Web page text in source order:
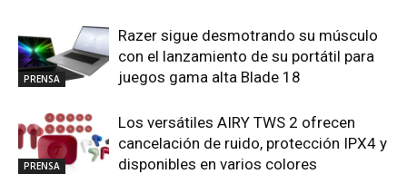
PRENSA
Razer sigue desmotrando su músculo
con el lanzamiento de su portátil para
juegos gama alta Blade 18
PRENSA
Los versátiles AIRY TWS 2 ofrecen
cancelación de ruido, protección IPX4 y
disponibles en varios colores